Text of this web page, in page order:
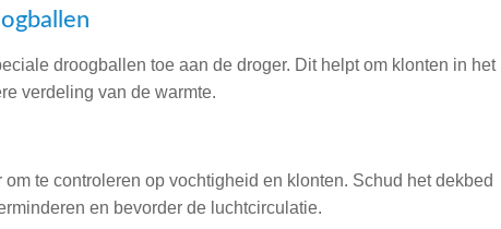
droogballen toe aan de droger. Dit helpt om klonten in het
verdeling van de warmte.
te controleren op vochtigheid en klonten. Schud het dekbed
en bevorder de luchtcirculatie.